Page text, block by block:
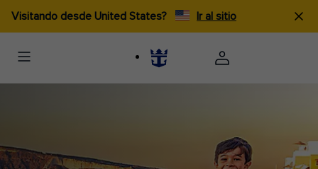
Visitando desde United States? Ir al sitio